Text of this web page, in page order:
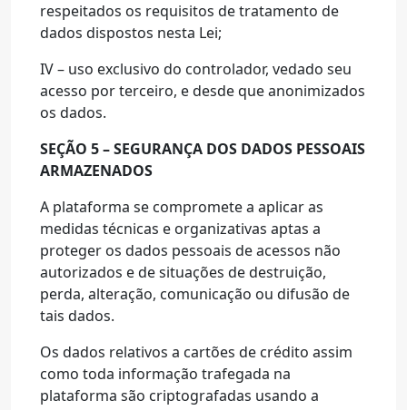
respeitados os requisitos de tratamento de
dados dispostos nesta Lei;
IV – uso exclusivo do controlador, vedado seu
acesso por terceiro, e desde que anonimizados
os dados.
SEÇÃO 5 – SEGURANÇA DOS DADOS PESSOAIS
ARMAZENADOS
A plataforma se compromete a aplicar as
medidas técnicas e organizativas aptas a
proteger os dados pessoais de acessos não
autorizados e de situações de destruição,
perda, alteração, comunicação ou difusão de
tais dados.
Os dados relativos a cartões de crédito assim
como toda informação trafegada na
plataforma são criptografadas usando a